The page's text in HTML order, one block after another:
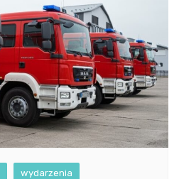
wydarzenia